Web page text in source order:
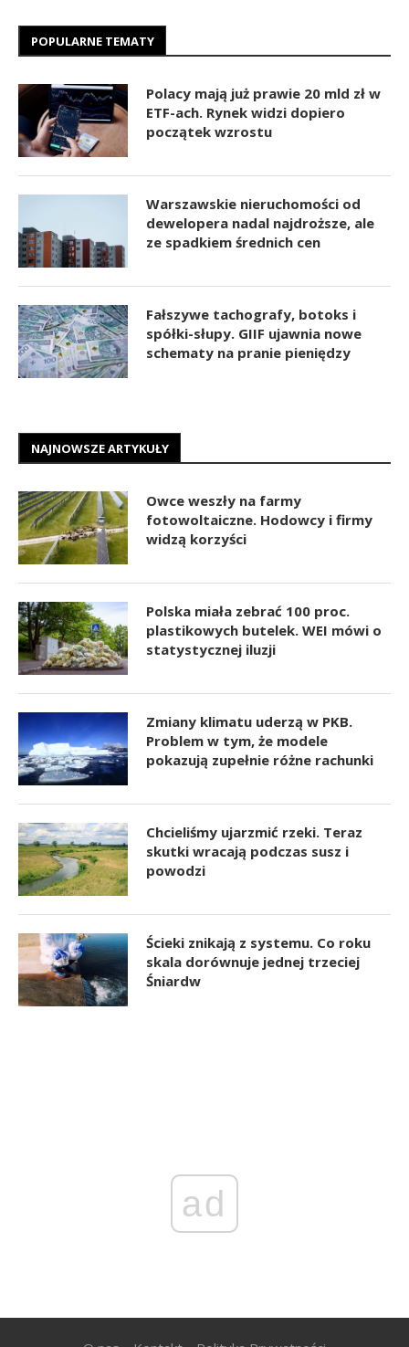
POPULARNE TEMATY
Polacy mają już prawie 20 mld zł w
ETF-ach. Rynek widzi dopiero
początek wzrostu
Warszawskie nieruchomości od
dewelopera nadal najdroższe, ale
ze spadkiem średnich cen
Fałszywe tachografy, botoks i
spółki-słupy. GIIF ujawnia nowe
schematy na pranie pieniędzy
NAJNOWSZE ARTYKUŁY
Owce weszły na farmy
fotowoltaiczne. Hodowcy i firmy
widzą korzyści
Polska miała zebrać 100 proc.
plastikowych butelek. WEI mówi o
statystycznej iluzji
Zmiany klimatu uderzą w PKB.
Problem w tym, że modele
pokazują zupełnie różne rachunki
Chcieliśmy ujarzmić rzeki. Teraz
skutki wracają podczas susz i
powodzi
Ścieki znikają z systemu. Co roku
skala dorównuje jednej trzeciej
Śniardw
ad